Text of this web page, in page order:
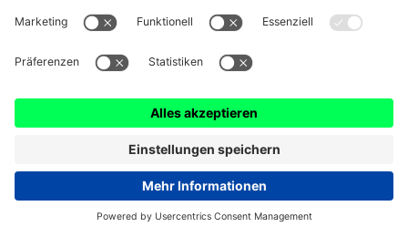
geschaffen, das selbst härtesten
Mehr erfahren
Stellplätze